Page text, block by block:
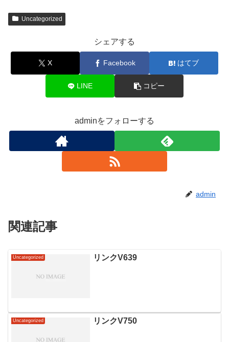
Uncategorized
シェアする
X Facebook はてブ
LINE コピー
adminをフォローする
admin
関連記事
Uncategorized リンクV639
Uncategorized リンクV750